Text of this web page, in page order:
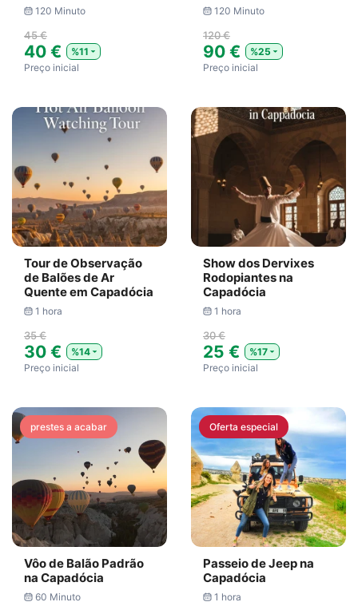
120 Minuto
45 €
40 €
%11
Preço inicial
120 Minuto
120 €
90 €
%25
Preço inicial
Tour de Observação
de Balões de Ar
Quente em Capadócia
1 hora
35 €
30 €
%14
Preço inicial
Show dos Dervixes
Rodopiantes na
Capadócia
1 hora
30 €
25 €
%17
Preço inicial
prestes a acabar
Vôo de Balão Padrão
na Capadócia
60 Minuto
Oferta especial
Passeio de Jeep na
Capadócia
1 hora